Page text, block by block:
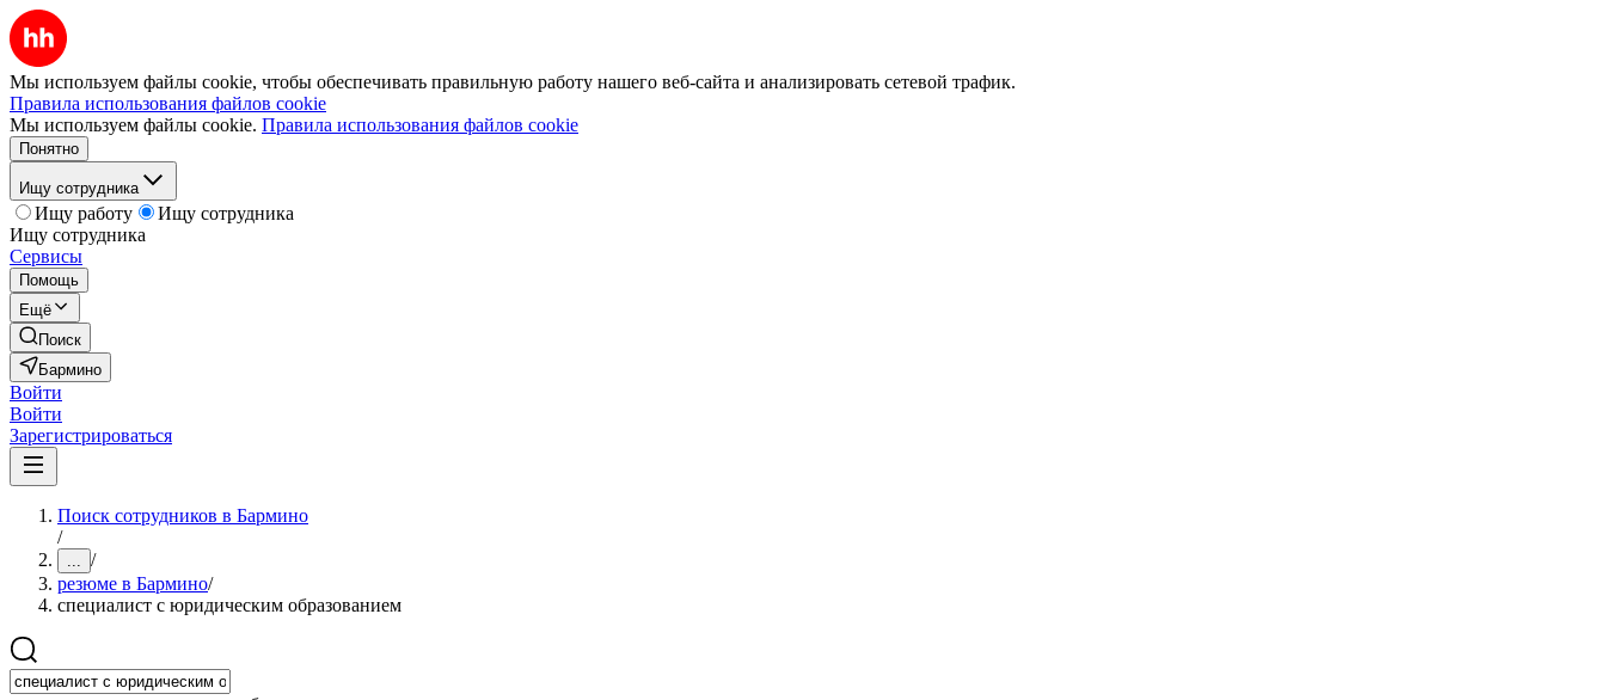
Мы используем файлы cookie, чтобы обеспечивать правильную работу нашего веб-сайта и анализировать сетевой трафик.
Правила использования файлов cookie
Мы используем файлы cookie. Правила использования файлов cookie
Понятно
Ищу сотрудника
Ищу работу
Ищу сотрудника
Ищу сотрудника
Сервисы
Помощь
Ещё
Поиск
Бармино
Войти
Войти
Зарегистрироваться
Поиск сотрудников в Бармино
/
... /
резюме в Бармино/
специалист с юридическим образованием